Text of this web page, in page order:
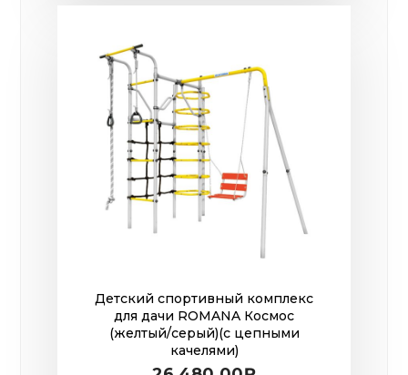
Детский спортивный комплекс
для дачи ROMANA Космос
(желтый/серый)(с цепными
качелями)